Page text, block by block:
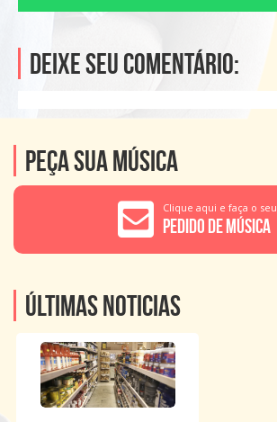
Deixe seu comentário:
Peça sua música
Clique aqui e faça o seu
Pedido de Música
Últimas noticias